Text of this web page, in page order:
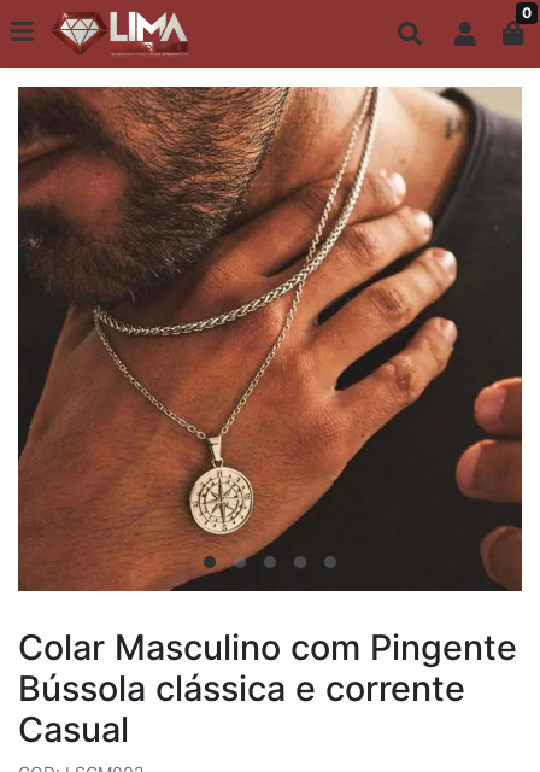
Todo site até 6X s/ juros | Frete Grátis a partir de R$149,00 0
ACESSÓRIOS MASCULINOS
Colar Masculino com Pingente
Bússola clássica e corrente
Casual